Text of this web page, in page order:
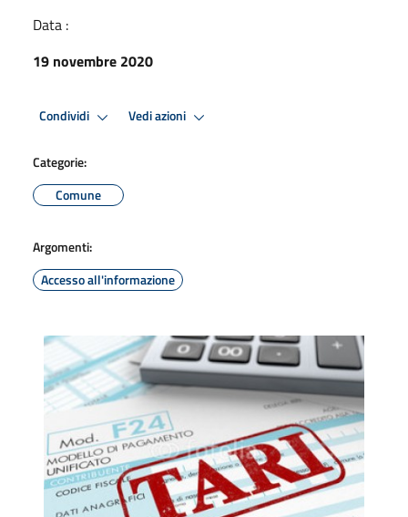
Data :
19 novembre 2020
Condividi Vedi azioni
Categorie:
Comune
Argomenti:
Accesso all'informazione